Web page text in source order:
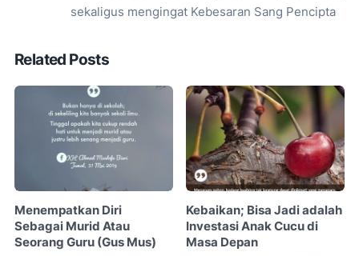
sekaligus mengingat Kebesaran Sang Pencipta
Related Posts
Menempatkan Diri
Sebagai Murid Atau
Seorang Guru (Gus Mus)
Kebaikan; Bisa Jadi adalah
Investasi Anak Cucu di
Masa Depan